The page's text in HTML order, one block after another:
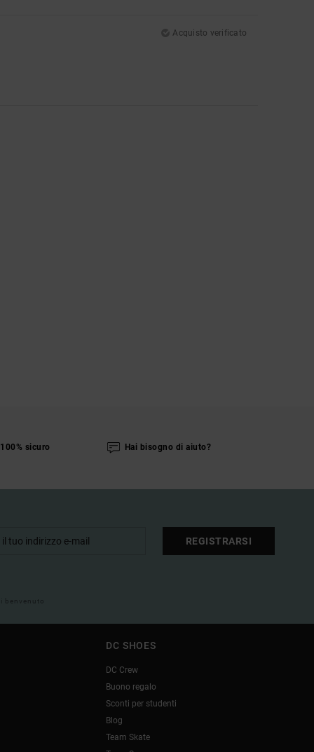
Acquisto verificato
sicuro Hai bisogno di aiuto?
REGISTRARSI
benvenuto
DC SHOES
DC Crew
Buono regalo
Sconti per studenti
Blog
Team Skate